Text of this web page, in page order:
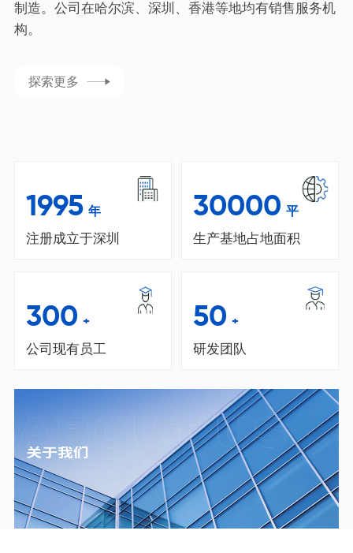
制造。公司在哈尔滨、深圳、香港等地均有销售服务机
构。
探索更多
1995 年
注册成立于深圳
30000 平
生产基地占地面积
300 +
公司现有员工
50 +
研发团队